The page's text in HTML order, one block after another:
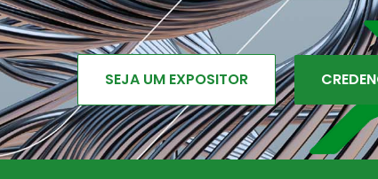
SEJA UM EXPOSITOR